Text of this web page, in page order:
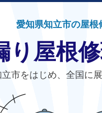
愛知県知立市の屋根
り屋根
市をはじめ、全国に